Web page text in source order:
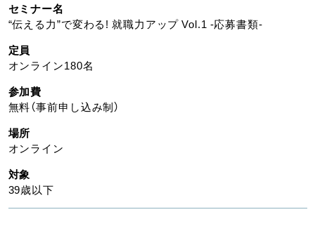
セミナー名
“伝える力”で変わる! 就職力アップ Vol.1 -応募書類-
定員
オンライン180名
参加費
無料（事前申し込み制）
場所
オンライン
対象
39歳以下